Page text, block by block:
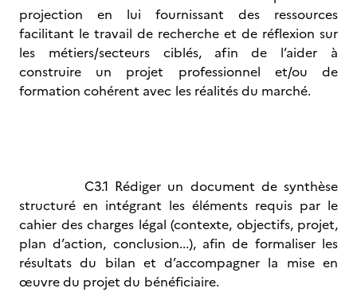
projection en lui fournissant des ressources
facilitant le travail de recherche et de réflexion sur
les métiers/secteurs ciblés, afin de l’aider à
construire un projet professionnel et/ou de
formation cohérent avec les réalités du marché.
C3.1 Rédiger un document de synthèse
structuré en intégrant les éléments requis par le
cahier des charges légal (contexte, objectifs, projet,
plan d’action, conclusion...), afin de formaliser les
résultats du bilan et d’accompagner la mise en
œuvre du projet du bénéficiaire.